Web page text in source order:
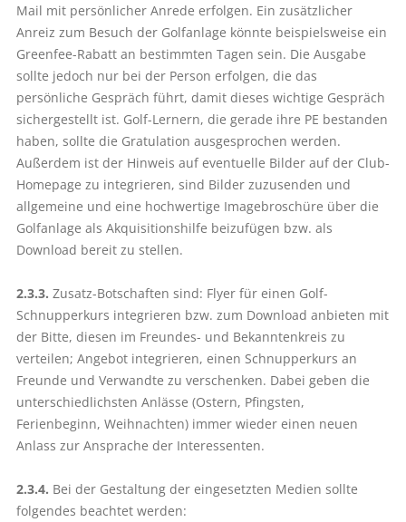
Mail mit persönlicher Anrede erfolgen. Ein zusätzlicher
Anreiz zum Besuch der Golfanlage könnte beispielsweise ein
Greenfee-Rabatt an bestimmten Tagen sein. Die Ausgabe
sollte jedoch nur bei der Person erfolgen, die das
persönliche Gespräch führt, damit dieses wichtige Gespräch
sichergestellt ist. Golf-Lernern, die gerade ihre PE bestanden
haben, sollte die Gratulation ausgesprochen werden.
Außerdem ist der Hinweis auf eventuelle Bilder auf der Club-
Homepage zu integrieren, sind Bilder zuzusenden und
allgemeine und eine hochwertige Imagebroschüre über die
Golfanlage als Akquisitionshilfe beizufügen bzw. als
Download bereit zu stellen.
2.3.3. Zusatz-Botschaften sind: Flyer für einen Golf-
Schnupperkurs inte­grieren bzw. zum Download anbieten mit
der Bitte, diesen im Freundes- und Bekanntenkreis zu
verteilen; Angebot integrieren, einen Schnupperkurs an
Freunde und Verwandte zu verschenken. Dabei geben die
unterschiedlichsten Anlässe (Ostern, Pfingsten,
Ferienbeginn, Weihnachten) immer wieder einen neuen
Anlass zur Ansprache der Interessenten.
2.3.4. Bei der Gestaltung der eingesetzten Medien sollte
folgendes beachtet werden: